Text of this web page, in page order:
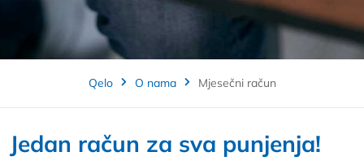
Qelo O nama Mjesečni račun
Jedan račun za sva punjenja!